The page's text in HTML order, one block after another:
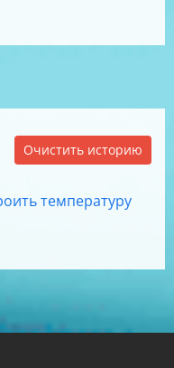
Очистить историю
температуру